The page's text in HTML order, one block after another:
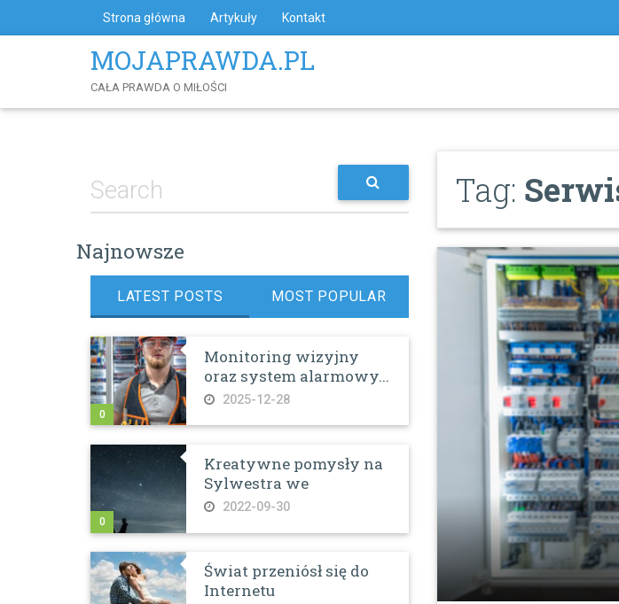
Strona główna Artykuły Kontakt
MOJAPRAWDA.PL
CAŁA PRAWDA O MIŁOŚCI
Najnowsze
LATEST POSTS MOST POPULAR
Monitoring wizyjny
oraz system alarmowy...
2025-12-28
0
Kreatywne pomysły na
Sylwestra we
2022-09-30
0
Świat przeniósł się do
Internetu
Tag: